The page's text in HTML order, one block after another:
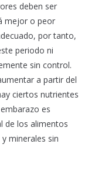
deben ser
mejor o peor
por tanto,
periodo ni
sin control.
a partir del
ciertos nutrientes
es
de los alimentos
minerales sin